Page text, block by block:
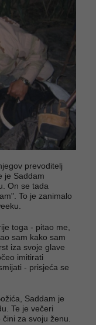
prevoditelj
je Saddam
On se tada
To je zanimalo
toga - pitao me,
sam kako sam
iza svoje glave
imitirati
- prisjeća se
Saddam je
Te je večeri
za svoju ženu.